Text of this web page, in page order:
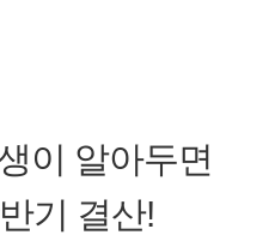
이 알아두면
기 결산!